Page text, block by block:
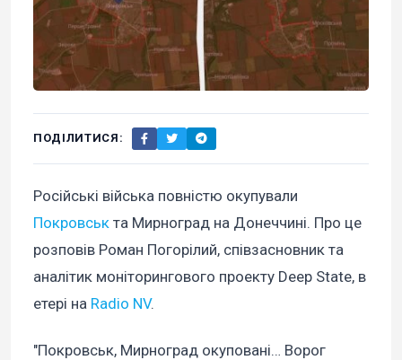
ПОДІЛИТИСЯ:
Російські війська повністю окупували
Покровськ та Мирноград на Донеччині. Про це
розповів Роман Погорілий, співзасновник та
аналітик моніторингового проекту Deep State, в
етері на Radio NV.
"Покровськ, Мирноград окуповані… Ворог